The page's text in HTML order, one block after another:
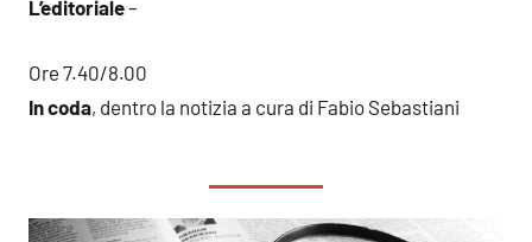
L’editoriale–
Ore 7.40/8.00
In coda, dentro la notizia a cura di Fabio Sebastiani